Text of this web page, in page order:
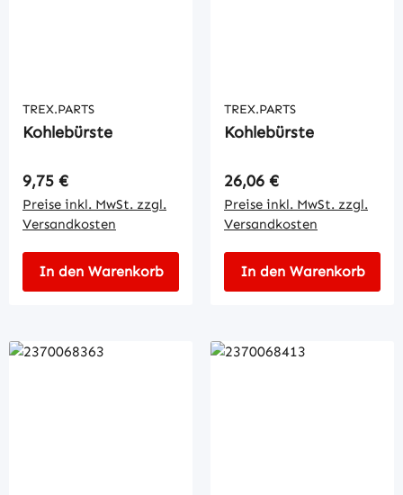
TREX.PARTS
Kohlebürste
Regulärer Preis:
9,75 €
Preise inkl. MwSt. zzgl.
Versandkosten
In den Warenkorb
TREX.PARTS
Kohlebürste
Regulärer Preis:
26,06 €
Preise inkl. MwSt. zzgl.
Versandkosten
In den Warenkorb